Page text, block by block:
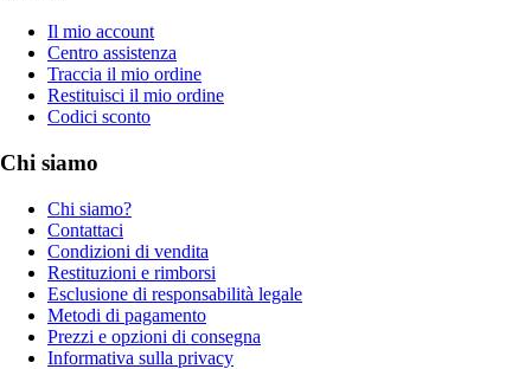
Il mio account
Centro assistenza
Traccia il mio ordine
Restituisci il mio ordine
Codici sconto
Chi siamo
Chi siamo?
Contattaci
Condizioni di vendita
Restituzioni e rimborsi
Esclusione di responsabilità legale
Metodi di pagamento
Prezzi e opzioni di consegna
Informativa sulla privacy